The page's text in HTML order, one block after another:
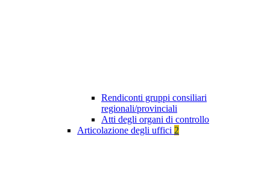
Rendiconti gruppi consiliari
regionali/provinciali
Atti degli organi di controllo
Articolazione degli uffici 2